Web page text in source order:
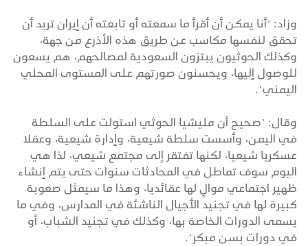
وزاد: "أنا يمكن أن أقرأ ما سمعته أو تابعته أن إيران تريد أن
تحقق لنفسها مكاسب عن طريق هذه الأذرع من جهة،
وكذلك الحوثيون يبتزون السعودية لمصالحهم، هم يسعون
للوصول إليها، ويحسنون صورتهم على المستوى المحلي
اليمني".
وقال: "صحيح أن مليشيا الحوثي استولت على السلطة
في اليمن، وأسست سلطة شيعية، وإدارة شيعية، وعقلا
عسكريا شيعيا، لكنها تفتقر إلى مجتمع شيعي، لذا هي
اليوم سوف تماطل في المحادثات سنوات حتى يتم إنشاء
ظهير اجتماعي موالٍ لها عقائديا، وهذا ما سيمثل صعوبة
كبيرة لها في تجنيد الأجيال الناشئة في المدارس، وفي ما
يسمى الدورات الخاصة بها، وكذلك في تجنيد الشباب، أو
في دورات بسن مبكر".